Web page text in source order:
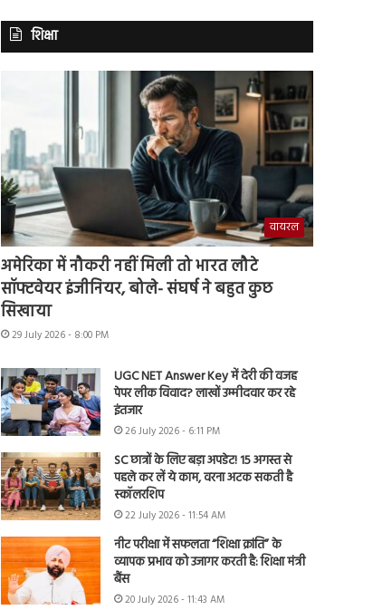
शिक्षा
वायरल
अमेरिका में नौकरी नहीं मिली तो भारत लौटे
सॉफ्टवेयर इंजीनियर, बोले- संघर्ष ने बहुत कुछ
सिखाया
29 July 2026 - 8:00 PM
UGC NET Answer Key में देरी की वजह
पेपर लीक विवाद? लाखों उम्मीदवार कर रहे
इंतजार
26 July 2026 - 6:11 PM
SC छात्रों के लिए बड़ा अपडेट! 15 अगस्त से
पहले कर लें ये काम, वरना अटक सकती है
स्कॉलरशिप
22 July 2026 - 11:54 AM
नीट परीक्षा में सफलता “शिक्षा क्रांति” के
व्यापक प्रभाव को उजागर करती है: शिक्षा मंत्री
बैंस
20 July 2026 - 11:43 AM